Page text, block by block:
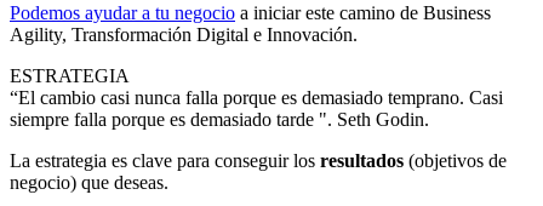
Podemos ayudar a tu negocio a iniciar este camino de Business
Agility, Transformación Digital e Innovación.
ESTRATEGIA
“El cambio casi nunca falla porque es demasiado temprano. Casi
siempre falla porque es demasiado tarde ". Seth Godin.
La estrategia es clave para conseguir los resultados (objetivos de
negocio) que deseas.